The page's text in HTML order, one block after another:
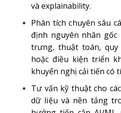
và explainability.
Phân tích chuyên sâu
định nguyên nhân
trưng, thuật toán,
hoặc điều kiện triển
khuyến nghị cải tiến có
Tư vấn kỹ thuật cho
dữ liệu và nền tảng